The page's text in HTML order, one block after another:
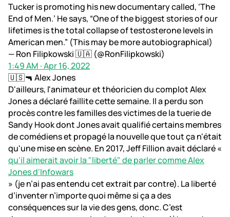
Tucker is promoting his new documentary called, ‘The
End of Men.’ He says, “One of the biggest stories of our
lifetimes is the total collapse of testosterone levels in
American men.” (This may be more autobiographical)
— Ron Filipkowski 🇺🇦 (@RonFilipkowski)
1:49 AM ∙ Apr 16, 2022
🇺🇸🔫 Alex Jones
D'ailleurs, l'animateur et théoricien du complot Alex
Jones a déclaré faillite cette semaine. Il a perdu son
procès contre les familles des victimes de la tuerie de
Sandy Hook dont Jones avait qualifié certains membres
de comédiens et propagé la nouvelle que tout ça n'était
qu'une mise en scène. En 2017, Jeff Fillion avait déclaré «
qu'il aimerait avoir la "liberté" de parler comme Alex
Jones d'Infowars
» (je n’ai pas entendu cet extrait par contre). La liberté
d’inventer n’importe quoi même si ça a des
conséquences sur la vie des gens, donc. C’est